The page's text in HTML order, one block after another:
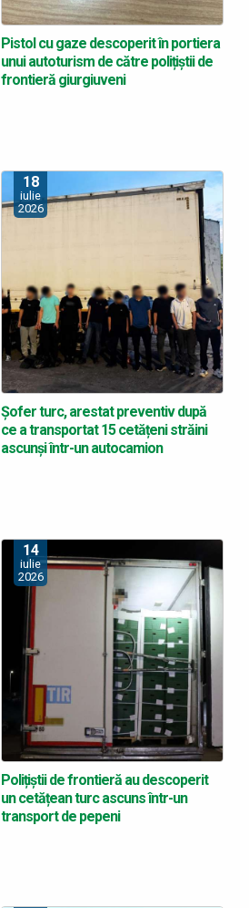
Pistol cu gaze descoperit în portiera
unui autoturism de către polițiștii de
frontieră giurgiuveni
18
iulie
2026
Șofer turc, arestat preventiv după
ce a transportat 15 cetățeni străini
ascunși într-un autocamion
14
iulie
2026
Polițiștii de frontieră au descoperit
un cetățean turc ascuns într-un
transport de pepeni